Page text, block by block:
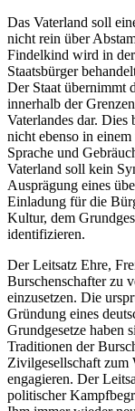
Das Vaterland soll
nicht rein über
Findelkind wird in
Staatsbürger
Der Staat übernimmt
innerhalb der
Vaterlandes dar. Dies
nicht ebenso in
Sprache und
Vaterland soll kein
Ausprägung eines
Einladung für die
Kultur, dem
identifizieren.
Der Leitsatz Ehre,
Burschenschafter zu
einzusetzen. Die
Gründung eines
Grundgesetze haben
Traditionen der
Zivilgesellschaft zum
engagieren. Der
politischer